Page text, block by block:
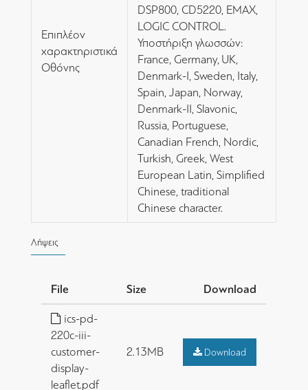
Επιπλέον
χαρακτηριστικά
Οθόνης
DSP800, CD5220, EMAX,
LOGIC CONTROL.
Υποστήριξη γλωσσών:
France, Germany, UK,
Denmark-I, Sweden, Italy,
Spain, Japan, Norway,
Denmark-II, Slavonic,
Russia, Portuguese,
Canadian French, Nordic,
Turkish, Greek, West
European Latin, Simplified
Chinese, traditional
Chinese character.
Λήψεις
File Size Download
ics-pd-
220c-iii-
customer-
display-
leaflet.pdf
2.13MB Download